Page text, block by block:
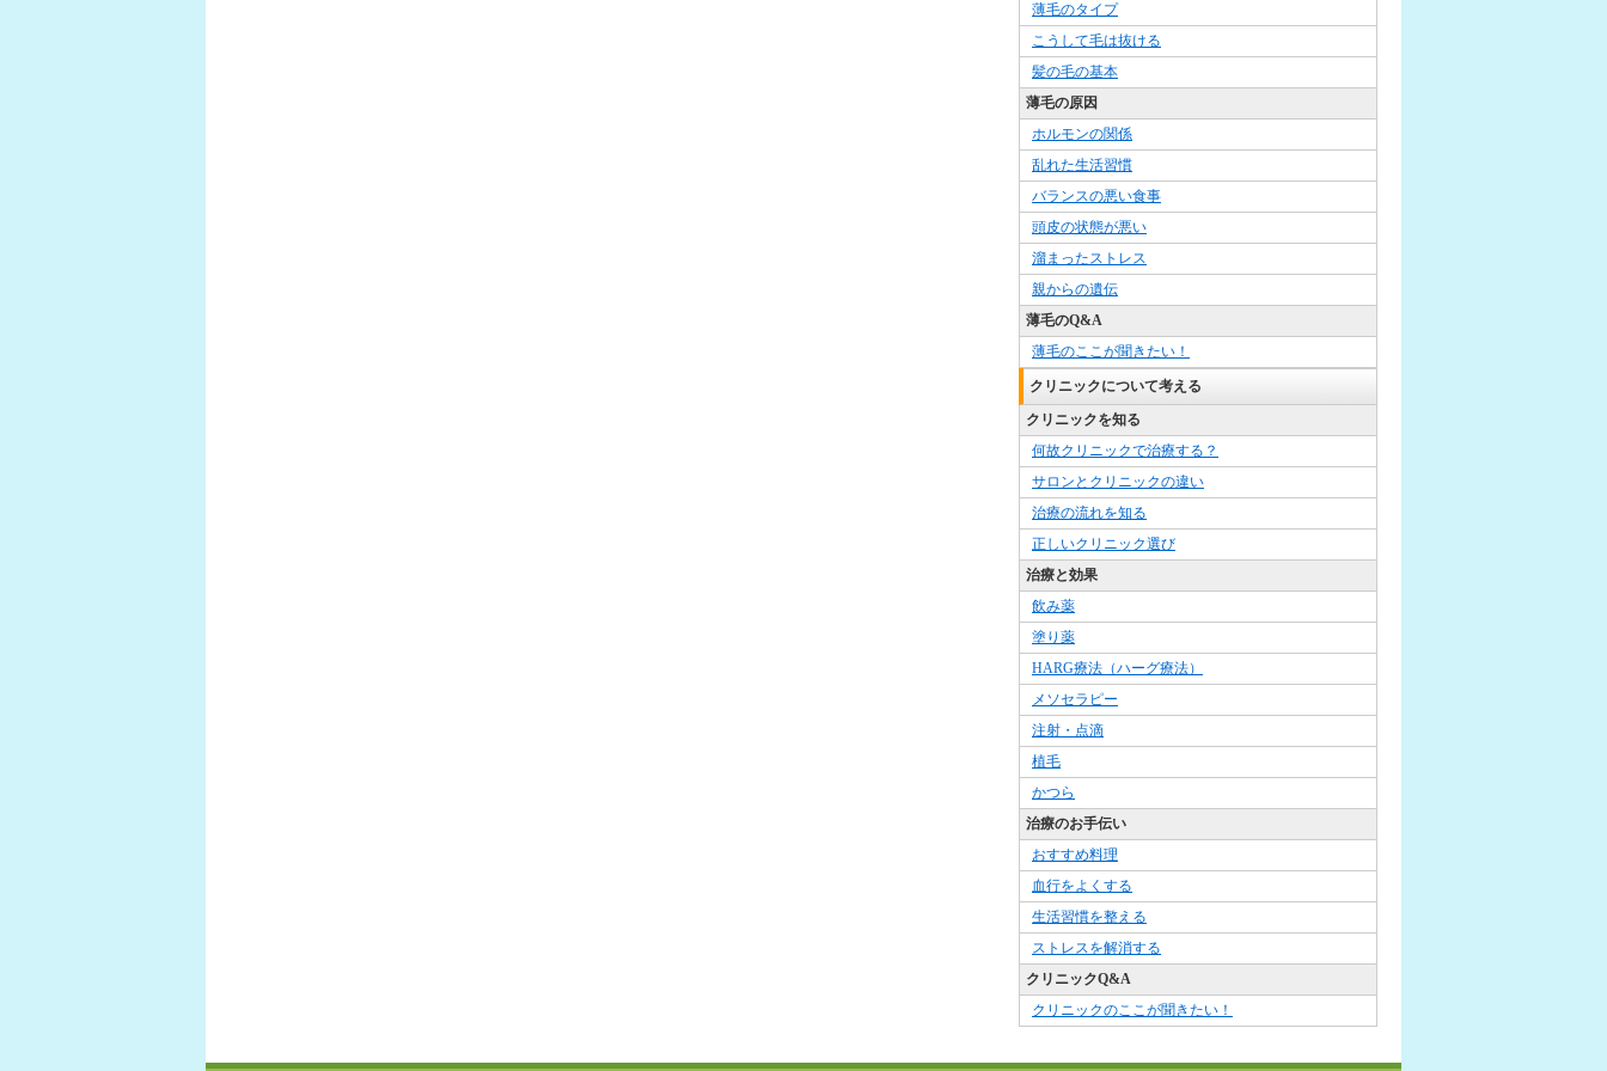
薄毛のタイプ
こうして毛は抜ける
髪の毛の基本
薄毛の原因
ホルモンの関係
乱れた生活習慣
バランスの悪い食事
頭皮の状態が悪い
溜まったストレス
親からの遺伝
薄毛のQ&A
薄毛のここが聞きたい！
クリニックについて考える
クリニックを知る
何故クリニックで治療する？
サロンとクリニックの違い
治療の流れを知る
正しいクリニック選び
治療と効果
飲み薬
塗り薬
HARG療法（ハーグ療法）
メソセラピー
注射・点滴
植毛
かつら
治療のお手伝い
おすすめ料理
血行をよくする
生活習慣を整える
ストレスを解消する
クリニックQ&A
クリニックのここが聞きたい！